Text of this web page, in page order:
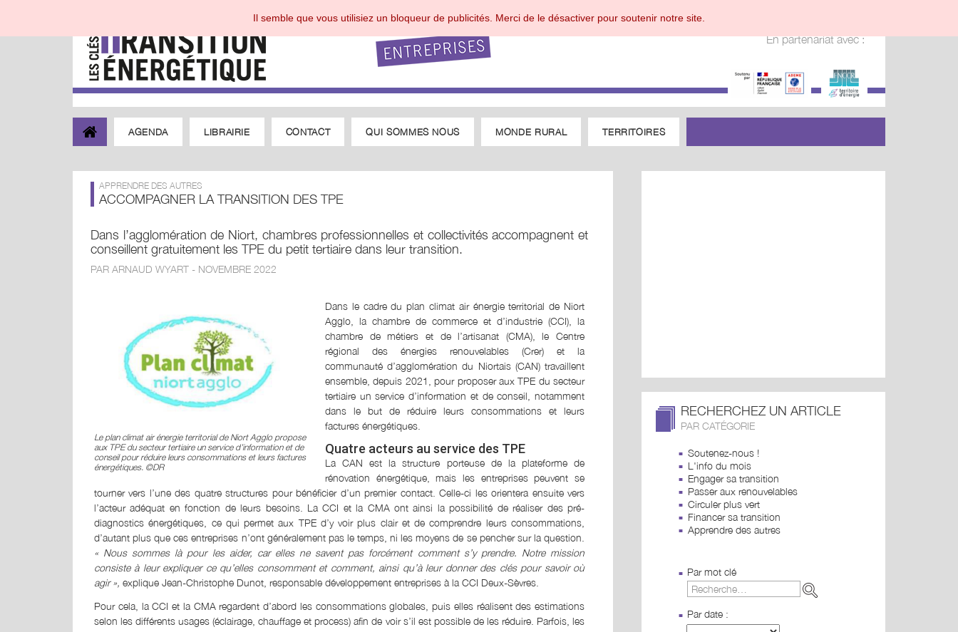
En partenariat avec :
AGENDA LIBRAIRIE CONTACT QUI SOMMES NOUS MONDE RURAL TERRITOIRES
APPRENDRE DES AUTRES
ACCOMPAGNER LA TRANSITION DES TPE
Dans l’agglomération de Niort, chambres professionnelles et collectivités accompagnent et
conseillent gratuitement les TPE du petit tertiaire dans leur transition.
PAR ARNAUD WYART - NOVEMBRE 2022
Le plan climat air énergie territorial de Niort Agglo propose
aux TPE du secteur tertiaire un service d’information et de
conseil pour réduire leurs consommations et leurs factures
énergétiques. ©DR
Dans le cadre du plan climat air énergie territorial de Niort
Agglo, la chambre de commerce et d’industrie (CCI), la
chambre de métiers et de l’artisanat (CMA), le Centre
régional des énergies renouvelables (Crer) et la
communauté d’agglomération du Niortais (CAN) travaillent
ensemble, depuis 2021, pour proposer aux TPE du secteur
tertiaire un service d’information et de conseil, notamment
dans le but de réduire leurs consommations et leurs
factures énergétiques.
Quatre acteurs au service des TPE
La CAN est la structure porteuse de la plateforme de
rénovation énergétique, mais les entreprises peuvent se
tourner vers l’une des quatre structures pour bénéficier d’un premier contact. Celle-ci les orientera ensuite vers
l’acteur adéquat en fonction de leurs besoins. La CCI et la CMA ont ainsi la possibilité de réaliser des pré-
diagnostics énergétiques, ce qui permet aux TPE d’y voir plus clair et de comprendre leurs consommations,
d’autant plus que ces entreprises n’ont généralement pas le temps, ni les moyens de se pencher sur la question.
« Nous sommes là pour les aider, car elles ne savent pas forcément comment s’y prendre. Notre mission
consiste à leur expliquer ce qu’elles consomment et comment, ainsi qu’à leur donner des clés pour savoir où
agir », explique Jean-Christophe Dunot, responsable développement entreprises à la CCI Deux-Sèvres.
Pour cela, la CCI et la CMA regardent d’abord les consommations globales, puis elles réalisent des estimations
selon les différents usages (éclairage, chauffage et process) afin de voir s’il est possible de les réduire. Parfois, les
RECHERCHEZ UN ARTICLE
PAR CATÉGORIE
Soutenez-nous !
L'info du mois
Engager sa transition
Passer aux renouvelables
Circuler plus vert
Financer sa transition
Apprendre des autres
Par mot clé
Par date :
Il semble que vous utilisiez un bloqueur de publicités. Merci de le désactiver pour soutenir notre site.